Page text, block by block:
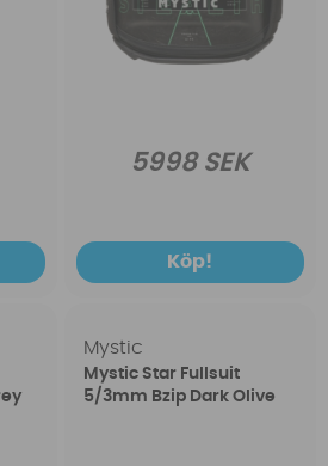
5998 SEK
Köp!
Mystic
Mystic Star Fullsuit
5/3mm Bzip Dark Olive